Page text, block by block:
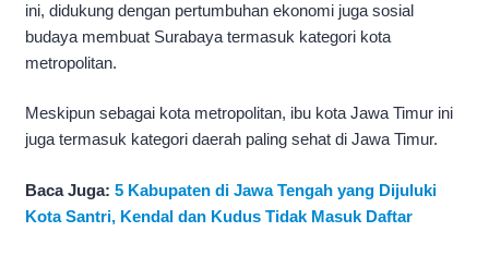
ini, didukung dengan pertumbuhan ekonomi juga sosial
budaya membuat Surabaya termasuk kategori kota
metropolitan.
Meskipun sebagai kota metropolitan, ibu kota Jawa Timur ini
juga termasuk kategori daerah paling sehat di Jawa Timur.
Baca Juga: 5 Kabupaten di Jawa Tengah yang Dijuluki
Kota Santri, Kendal dan Kudus Tidak Masuk Daftar